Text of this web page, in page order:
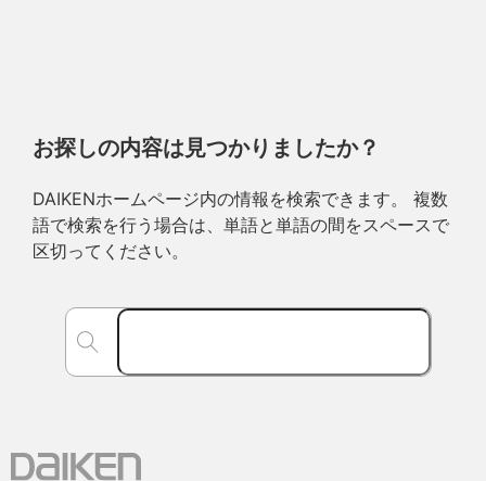
お探しの内容は見つかりましたか？
DAIKENホームページ内の情報を検索できます。 複数
語で検索を行う場合は、単語と単語の間をスペースで
区切ってください。